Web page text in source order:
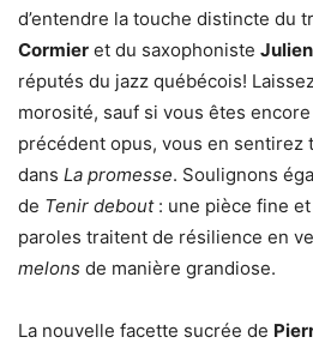
d’entendre la touche distincte du
Cormier et du saxophoniste
réputés du jazz québécois!
morosité, sauf si vous êtes
précédent opus, vous en sentirez
dans La promesse. Soulignons
de Tenir debout: une pièce fine
paroles traitent de résilience en
melons de manière grandiose.
La nouvelle facette sucrée de